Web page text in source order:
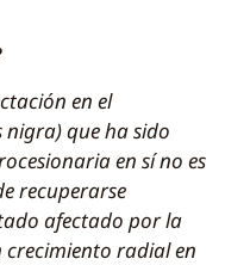
en el
que ha sido
en sí no es
recuperarse
afectado por la
radial en